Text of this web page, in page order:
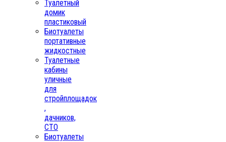
Туалетный
домик
пластиковый
Биотуалеты
портативные
жидкостные
Туалетные
кабины
уличные
для
стройплощадок
,
дачников,
СТО
Биотуалеты